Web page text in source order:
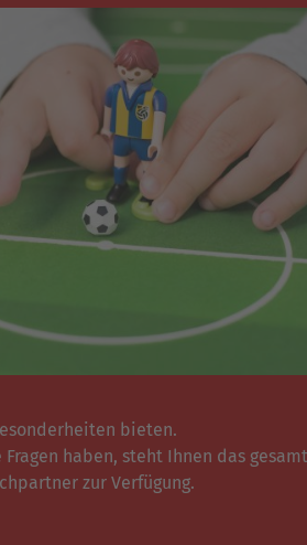
bieten.
haben, steht Ihnen das
zur Verfügung.